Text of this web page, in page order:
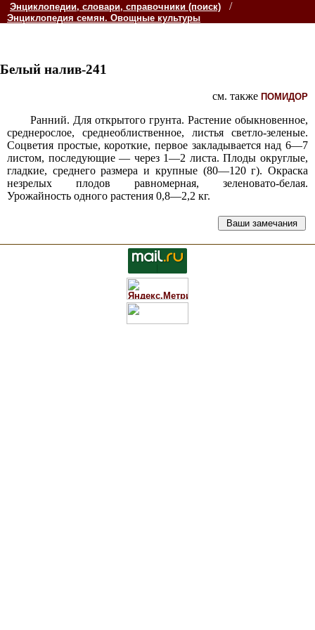
Энциклопедии, словари, справочники (поиск) /
Энциклопедия семян. Овощные культуры
Белый налив-241
см. также ПОМИДОР
Ранний. Для открытого грунта. Растение обыкновенное,
среднерослое, среднеоблиственное, листья светло-зеленые.
Соцветия простые, короткие, первое закладывается над 6—7
листом, последующие — через 1—2 листа. Плоды округлые,
гладкие, среднего размера и крупные (80—120 г). Окраска
незрелых плодов равномерная, зеленовато-белая.
Урожайность одного растения 0,8—2,2 кг.